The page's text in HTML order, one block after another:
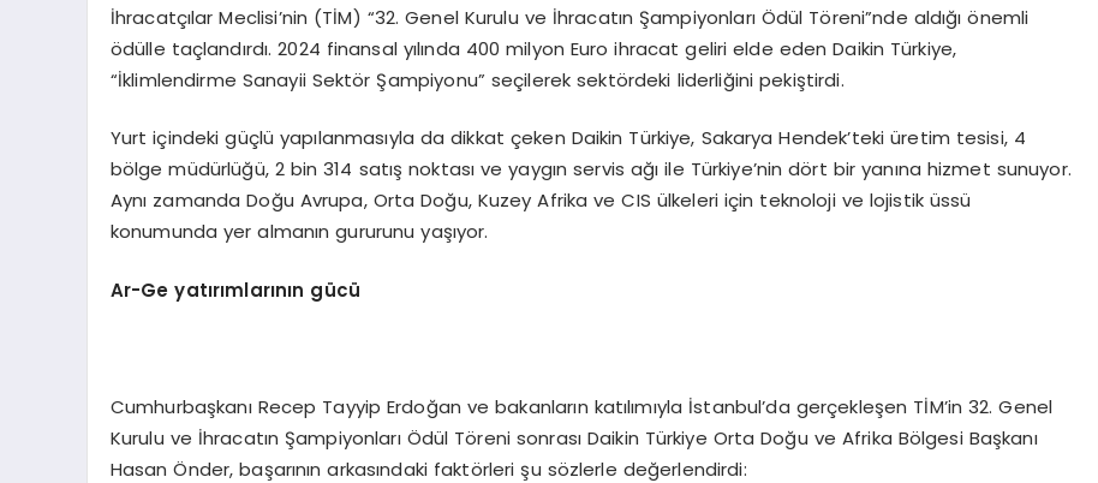
İhracatçılar Meclisi’nin (TİM) “32. Genel Kurulu ve İhracatın Şampiyonları Ödül Töreni”nde aldığı önemli
ödülle taçlandırdı. 2024 finansal yılında 400 milyon Euro ihracat geliri elde eden Daikin Türkiye,
“İklimlendirme Sanayii Sektör Şampiyonu” seçilerek sektördeki liderliğini pekiştirdi.
Yurt içindeki güçlü yapılanmasıyla da dikkat çeken Daikin Türkiye, Sakarya Hendek’teki üretim tesisi, 4
bölge müdürlüğü, 2 bin 314 satış noktası ve yaygın servis ağı ile Türkiye’nin dört bir yanına hizmet sunuyor.
Aynı zamanda Doğu Avrupa, Orta Doğu, Kuzey Afrika ve CIS ülkeleri için teknoloji ve lojistik üssü
konumunda yer almanın gururunu yaşıyor.
Ar-Ge yatırımlarının gücü
Cumhurbaşkanı Recep Tayyip Erdoğan ve bakanların katılımıyla İstanbul’da gerçekleşen TİM’in 32. Genel
Kurulu ve İhracatın Şampiyonları Ödül Töreni sonrası Daikin Türkiye Orta Doğu ve Afrika Bölgesi Başkanı
Hasan Önder, başarının arkasındaki faktörleri şu sözlerle değerlendirdi: